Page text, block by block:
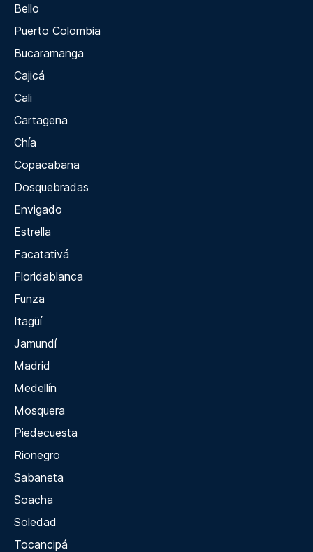
Bello
Puerto Colombia
Bucaramanga
Cajicá
Cali
Cartagena
Chía
Copacabana
Dosquebradas
Envigado
Estrella
Facatativá
Floridablanca
Funza
Itagüí
Jamundí
Madrid
Medellín
Mosquera
Piedecuesta
Rionegro
Sabaneta
Soacha
Soledad
Tocancipá